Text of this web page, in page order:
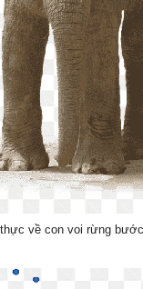
về con voi rừng